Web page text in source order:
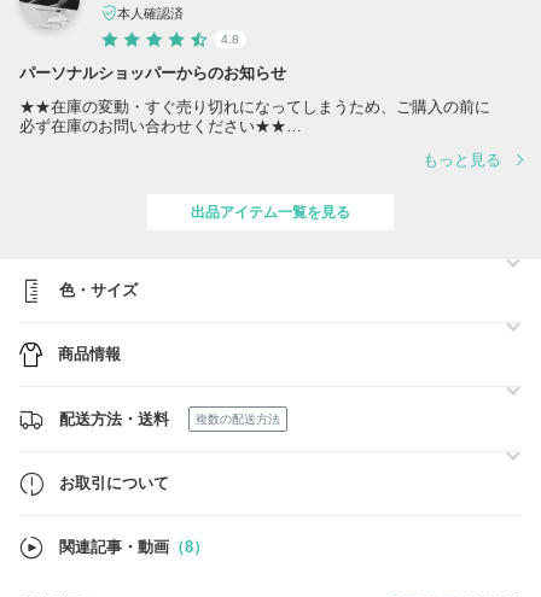
本人確認済
4.8
パーソナルショッパーからのお知らせ
★★在庫の変動・すぐ売り切れになってしまうため、ご購入の前に
必ず在庫のお問い合わせください★★
最後まで責任を持ってお届けいたします。ご安心してくださいませ。
Seoul_Channel 韓国本社・海外支社
もっと見る
出品アイテム一覧を見る
色・サイズ
商品情報
配送方法・送料 複数の配送方法
お取引について
関連記事・動画 （8）